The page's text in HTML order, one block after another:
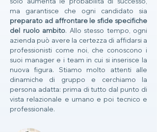
ma garantisce che ogni candidato sia
preparato ad affrontare le sfide specifiche
del ruolo ambito. Allo stesso tempo, ogni
azienda può avere la certezza di affidarsi a
professionisti come noi, che conoscono i
suoi manager e i team in cui si inserisce la
nuova figura. Stiamo molto attenti alle
dinamiche di gruppo e cerchiamo la
persona adatta: prima di tutto dal punto di
vista relazionale e umano e poi tecnico e
professionale.